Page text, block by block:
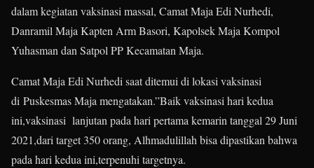
dalam kegiatan vaksinasi massal, Camat Maja Edi Nurhedi,
Danramil Maja Kapten Arm Basori, Kapolsek Maja Kompol
Yuhasman dan Satpol PP Kecamatan Maja.
Camat Maja Edi Nurhedi saat ditemui di lokasi vaksinasi
di Puskesmas Maja mengatakan.”Baik vaksinasi hari kedua
ini,vaksinasi lanjutan pada hari pertama kemarin tanggal 29 Juni
2021,dari target 350 orang, Alhmadulillah bisa dipastikan bahwa
pada hari kedua ini,terpenuhi targetnya.